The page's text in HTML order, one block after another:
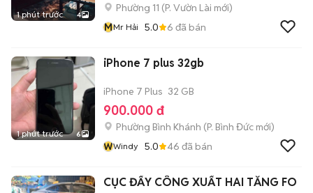
1 phút trước 4
Phường 11 (P. Vườn Lài mới)
MMr Hải 5.0 6 đã bán
1 phút trước 6
iPhone 7 plus 32gb
iPhone 7 Plus 32 GB
900.000 đ
Phường Bình Khánh (P. Bình Đức mới)
WWindy 5.0 46 đã bán
CỤC ĐẨY CÔNG XUẤT HAI TĂNG FO